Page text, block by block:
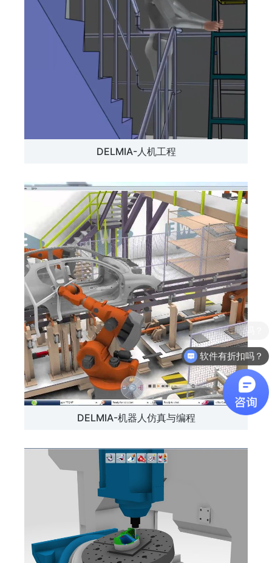
DELMIA-人机工程
DELMIA-机器人仿真与编程
软件有折扣吗？